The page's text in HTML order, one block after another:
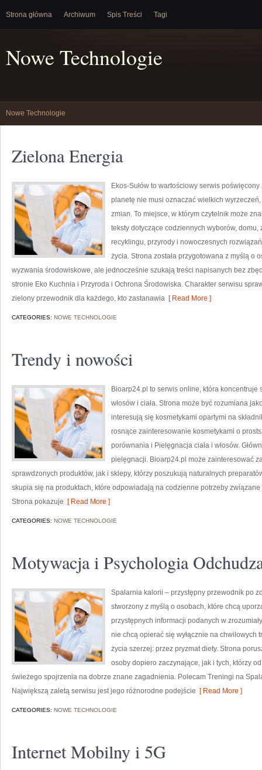
Strona główna Archiwum Spis Treści Tagi
Nowe Technologie
Nowe Technologie
Zielona Energia
Ekos-Sułów to wartościowy serwis
planetę nie musi oznaczać wielkich
zmian. To miejsce, w którym czytelnik może
teksty dotyczące codziennych wyborów,
recyklingu, przyrody i nowoczesnych
życia. Strona została przygotowana z myślą o
wyzwania środowiskowe, ale jednocześnie szukają treści napisanych bez
stronie Eko Kuchnia i Przyroda i Ochrona Środowiska. Charakter serwisu
zielony przewodnik dla każdego, kto zastanawia [ Read More ]
CATEGORIES: NOWE TECHNOLOGIE
Trendy i nowości
Bioarp24.pl to serwis online, która koncentruje
włosów i ciała. Strona może być rozumiana
interesują się kosmetykami opartymi na
rosnące zainteresowanie kosmetykami o
porównania i Pielęgnacja ciała i włosów.
pielęgnacji. Bioarp24.pl może zainteresować
sprawdzonych produktów, jak i sklepy, którzy poszukują naturalnych
skupia się na produktach, które odpowiadają na codzienne potrzeby związane
Strona pokazuje [ Read More ]
CATEGORIES: NOWE TECHNOLOGIE
Motywacja i Psychologia
Spalarnia kalorii – przystępny przewodnik po
stworzony z myślą o osobach, które chcą
przystępnych informacji podanych w
nie chcą opierać się wyłącznie na chwilowych
życia szerzej: przez pryzmat diety. Strona
osoby dopiero zaczynające, jak i tych, którzy
świeżego spojrzenia na dobrze znane zagadnienia. Polecam Treningi na
Największą zaletą serwisu jest jego różnorodne podejście [ Read More ]
CATEGORIES: NOWE TECHNOLOGIE
Internet Mobilny i 5G